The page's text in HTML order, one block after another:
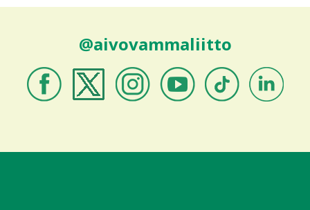
@aivovammaliitto